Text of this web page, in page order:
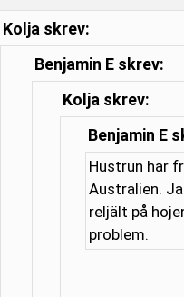
Kolja skrev:
Benjamin E skrev:
Kolja skrev:
Benjamin E
Hustrun har
Australien.
reljält på
problem.